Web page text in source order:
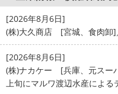
[2026年8月6日]
(株)大久商店 [宮城、食肉卸]
[2026年8月6日]
(株)ナカケー [兵庫、元スー
上旬にマルワ渡辺水産によ